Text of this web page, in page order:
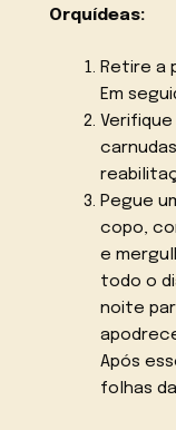
Orquídeas:
Retire a
Em
Pegue
copo,
e
todo o
noite
Após
folhas